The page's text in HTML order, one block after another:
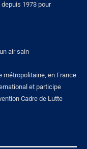
1973 pour
air sain
métropolitaine, en France
et participe
Cadre de Lutte